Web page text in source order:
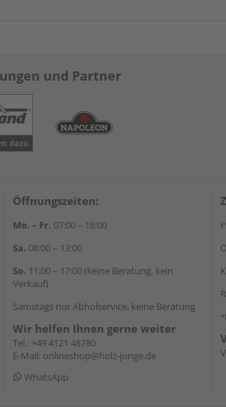
und Partner
Öffnungszeiten:
Mo. – Fr. 07:00 – 18:00
Sa. 08:00 – 13:00
So. 11:00 – 17:00 (keine Beratung, kein
Verkauf)
Samstags nur Abholservice, keine Beratung
Wir helfen Ihnen gerne weiter
Tel.: +49 4121 48780
E-Mail: onlineshop@holz-junge.de
WhatsApp